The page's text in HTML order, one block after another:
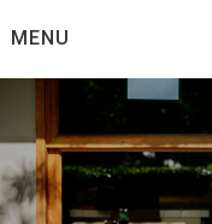
toMENU